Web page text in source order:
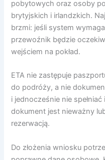
pobytowych oraz osoby
brytyjskich i irlandzkich.
brzmi: jeśli system
przewoźnik będzie
wejściem na pokład.
ETA nie zastępuje
do podróży, a nie
i jednocześnie nie
dokument jest nieważny
rezerwacją.
Do złożenia wniosku